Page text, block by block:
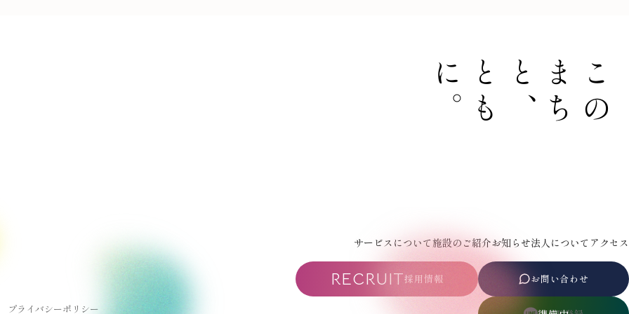
こ
の
ま
ち
と
、
と
も
に
。
サービスについて施設のご紹介お知らせ法人について アクセス
RECRUIT採用情報 お問い合わせ
プライバシーポリシー